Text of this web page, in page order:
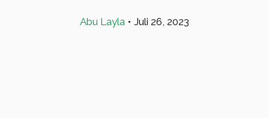
Abu Layla • Juli 26, 2023